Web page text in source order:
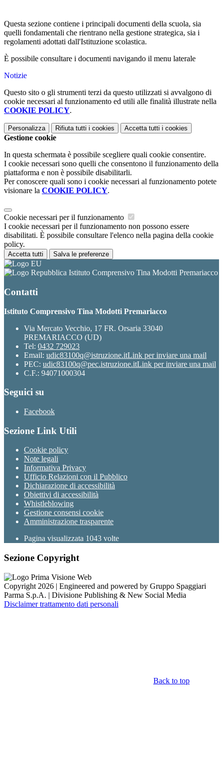
Questa sezione contiene i principali documenti della scuola, sia
quelli fondamentali che rientrano nella gestione strategica, sia i
regolamenti adottati dall'Istituzione scolastica.
È possibile consultare i documenti navigando il menu laterale
Notizie
Questo sito o gli strumenti terzi da questo utilizzati si avvalgono di
cookie necessari al funzionamento ed utili alle finalità illustrate nella
COOKIE POLICY.
Personalizza Rifiuta tutti i cookies Accetta tutti i cookies
Gestione cookie
In questa schermata è possibile scegliere quali cookie consentire.
I cookie necessari sono quelli che consentono il funzionamento della
piattaforma e non è possibile disabilitarli.
Per conoscere quali sono i cookie necessari al funzionamento potete
visionare la COOKIE POLICY.
Cookie necessari per il funzionamento
I cookie necessari per il funzionamento non possono essere
disabilitati. È possibile consultare l'elenco nella pagina della cookie
policy.
Accetta tutti Salva le preferenze
Istituto Comprensivo Tina Modotti Premariacco
Contatti
Istituto Comprensivo Tina Modotti Premariacco
Via Mercato Vecchio, 17 FR. Orsaria 33040
PREMARIACCO (UD)
Tel: 0432 729023
Email: udic83100q@istruzione.itLink per inviare una mail
PEC: udic83100q@pec.istruzione.itLink per inviare una mail
C.F.: 94071000304
Seguici su
Facebook
Sezione Link Utili
Cookie policy
Note legali
Informativa Privacy
Ufficio Relazioni con il Pubblico
Dichiarazione di accessibilità
Obiettivi di accessibilità
Whistleblowing
Gestione consensi cookie
Amministrazione trasparente
Pagina visualizzata 1043 volte
Sezione Copyright
Copyright 2026 | Engineered and powered by Gruppo Spaggiari
Parma S.p.A. | Divisione Publishing & New Social Media
Disclaimer trattamento dati personali
Back to top